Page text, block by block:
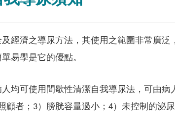
經濟之導尿方法，其使用之範圍非常廣
易學是它的優點。
均可使用間歇性清潔自我導尿法，可由
顧者；3）膀胱容量過小；4）未控制的泌